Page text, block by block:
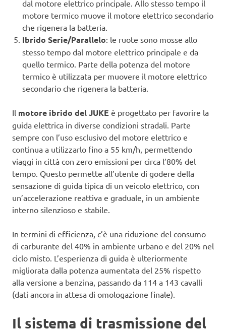
dal motore elettrico principale. Allo stesso tempo il
motore termico muove il motore elettrico secondario
che rigenera la batteria.
Ibrido Serie/Parallelo: le ruote sono mosse allo
stesso tempo dal motore elettrico principale e da
quello termico. Parte della potenza del motore
termico è utilizzata per muovere il motore elettrico
secondario che rigenera la batteria.
Il motore ibrido del JUKE è progettato per favorire la
guida elettrica in diverse condizioni stradali. Parte
sempre con l’uso esclusivo del motore elettrico e
continua a utilizzarlo fino a 55 km/h, permettendo
viaggi in città con zero emissioni per circa l’80% del
tempo. Questo permette all’utente di godere della
sensazione di guida tipica di un veicolo elettrico, con
un’accelerazione reattiva e graduale, in un ambiente
interno silenzioso e stabile.
In termini di efficienza, c’è una riduzione del consumo
di carburante del 40% in ambiente urbano e del 20% nel
ciclo misto. L’esperienza di guida è ulteriormente
migliorata dalla potenza aumentata del 25% rispetto
alla versione a benzina, passando da 114 a 143 cavalli
(dati ancora in attesa di omologazione finale).
Il sistema di trasmissione del